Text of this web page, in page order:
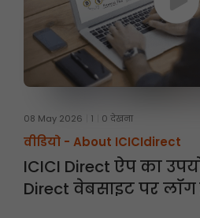
08 May 2026 1 0 देखना
वीडियो - About ICICIdirect
ICICI Direct ऐप का
Direct वेबसाइट पर